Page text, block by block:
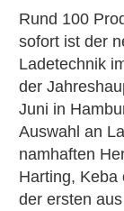
Rund 100
sofort ist der
Ladetechnik
der
Juni in
Auswahl an
namhaften
Harting, Keba
der ersten